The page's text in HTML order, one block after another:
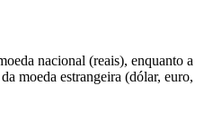
nacional (reais), enquanto a
moeda estrangeira (dólar, euro,